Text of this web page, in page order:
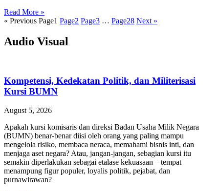
Read More »
« Previous Page1 Page2 Page3 … Page28 Next »
Audio Visual
Kompetensi, Kedekatan Politik, dan Militerisasi
Kursi BUMN
August 5, 2026
Apakah kursi komisaris dan direksi Badan Usaha Milik Negara
(BUMN) benar-benar diisi oleh orang yang paling mampu
mengelola risiko, membaca neraca, memahami bisnis inti, dan
menjaga aset negara? Atau, jangan-jangan, sebagian kursi itu
semakin diperlakukan sebagai etalase kekuasaan – tempat
menampung figur populer, loyalis politik, pejabat, dan
purnawirawan?